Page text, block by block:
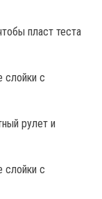
пласт теста
рулет и